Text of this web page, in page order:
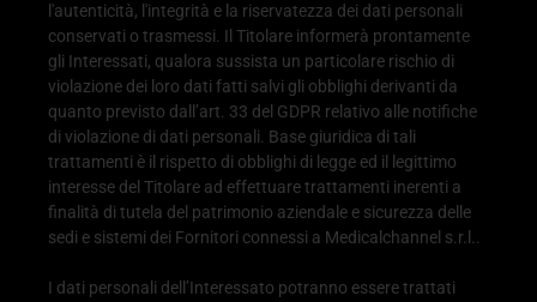
l'autenticità, l'integrità e la riservatezza dei dati personali
conservati o trasmessi. Il Titolare informerà prontamente
gli Interessati, qualora sussista un particolare rischio di
violazione dei loro dati fatti salvi gli obblighi derivanti da
quanto previsto dall’art. 33 del GDPR relativo alle notifiche
di violazione di dati personali. Base giuridica di tali
trattamenti è il rispetto di obblighi di legge ed il legittimo
interesse del Titolare ad effettuare trattamenti inerenti a
finalità di tutela del patrimonio aziendale e sicurezza delle
sedi e sistemi dei Fornitori connessi a Medicalchannel s.r.l..
I dati personali dell’Interessato potranno essere trattati